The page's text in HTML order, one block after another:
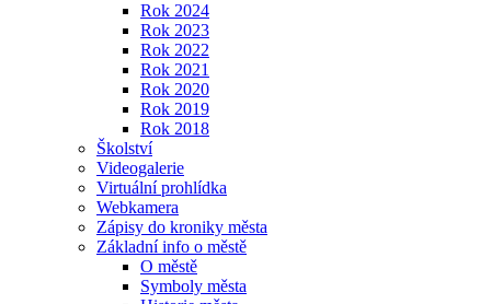
Rok 2024
Rok 2023
Rok 2022
Rok 2021
Rok 2020
Rok 2019
Rok 2018
Školství
Videogalerie
Virtuální prohlídka
Webkamera
Zápisy do kroniky města
Základní info o městě
O městě
Symboly města